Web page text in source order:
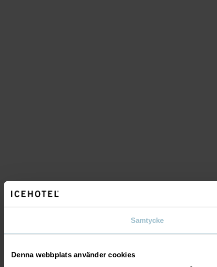
Samtycke
Denna webbplats använder cookies